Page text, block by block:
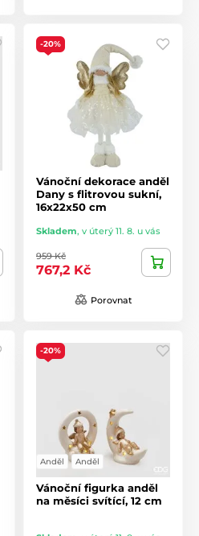
-20%
Vánoční dekorace anděl
Dany s flitrovou sukní,
16x22x50 cm
Skladem, v úterý 11. 8. u vás
959 Kč
767,2 Kč
Porovnat
-20%
Anděl Anděl
Vánoční figurka anděl
na měsíci svítící, 12 cm